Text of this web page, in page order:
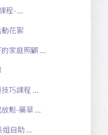
程- ...
花絮
家庭照顧 ...
巧課程 ...
鬆-藥草 ...
自助 ...